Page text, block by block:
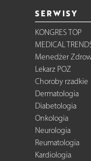
SERWISY
KONGRES TOP
MEDICAL
Menedżer
Lekarz POZ
Choroby rzadkie
Dermatologia
Diabetologia
Onkologia
Neurologia
Reumatologia
Kardiologia